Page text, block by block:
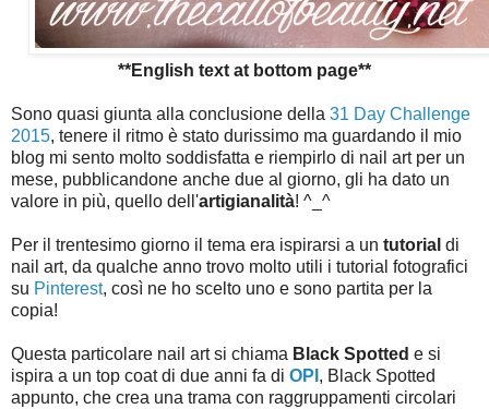
**English text at bottom page**
Sono quasi giunta alla conclusione della 31 Day Challenge
2015, tenere il ritmo è stato durissimo ma guardando il mio
blog mi sento molto soddisfatta e riempirlo di nail art per un
mese, pubblicandone anche due al giorno, gli ha dato un
valore in più, quello dell'artigianalità! ^_^
Per il trentesimo giorno il tema era ispirarsi a un tutorial di
nail art, da qualche anno trovo molto utili i tutorial fotografici
su Pinterest, così ne ho scelto uno e sono partita per la
copia!
Questa particolare nail art si chiama Black Spotted e si
ispira a un top coat di due anni fa di OPI , Black Spotted
appunto, che crea una trama con raggruppamenti circolari